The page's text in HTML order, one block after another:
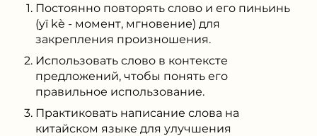
Постоянно повторять слово и его пиньинь
(yī kè - момент, мгновение) для
закрепления произношения.
Использовать слово в контексте
предложений, чтобы понять его
правильное использование.
Практиковать написание слова на
китайском языке для улучшения